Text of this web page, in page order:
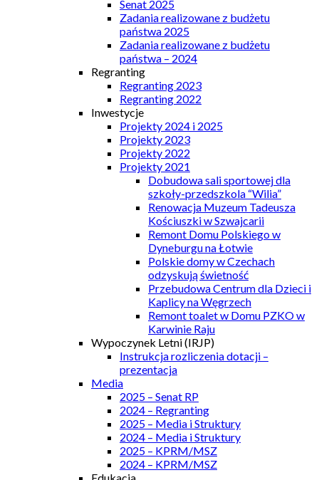
Senat 2025
Zadania realizowane z budżetu
państwa 2025
Zadania realizowane z budżetu
państwa – 2024
Regranting
Regranting 2023
Regranting 2022
Inwestycje
Projekty 2024 i 2025
Projekty 2023
Projekty 2022
Projekty 2021
Dobudowa sali sportowej dla
szkoły-przedszkola “Wilia”
Renowacja Muzeum Tadeusza
Kościuszki w Szwajcarii
Remont Domu Polskiego w
Dyneburgu na Łotwie
Polskie domy w Czechach
odzyskują świetność
Przebudowa Centrum dla Dzieci i
Kaplicy na Węgrzech
Remont toalet w Domu PZKO w
Karwinie Raju
Wypoczynek Letni (IRJP)
Instrukcja rozliczenia dotacji –
prezentacja
Media
2025 – Senat RP
2024 – Regranting
2025 – Media i Struktury
2024 – Media i Struktury
2025 – KPRM/MSZ
2024 – KPRM/MSZ